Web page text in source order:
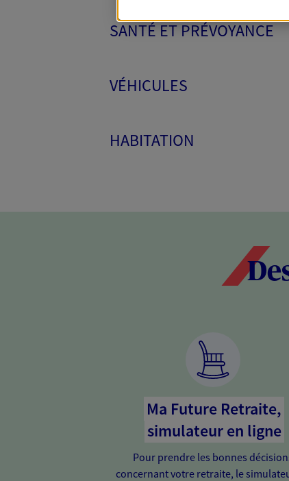
SANTÉ ET PRÉVOYANCE
VÉHICULES
HABITATION
Ma Future Retraite,
simulateur en ligne
Pour prendre les bonnes
concernant votre retraite, le